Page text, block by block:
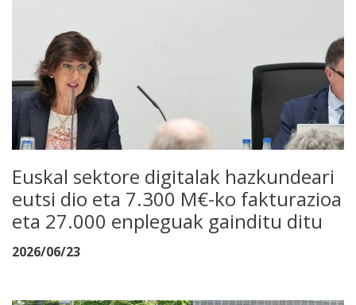
Euskal sektore digitalak hazkundeari
eutsi dio eta 7.300 M€-ko fakturazioa
eta 27.000 enpleguak gainditu ditu
2026/06/23